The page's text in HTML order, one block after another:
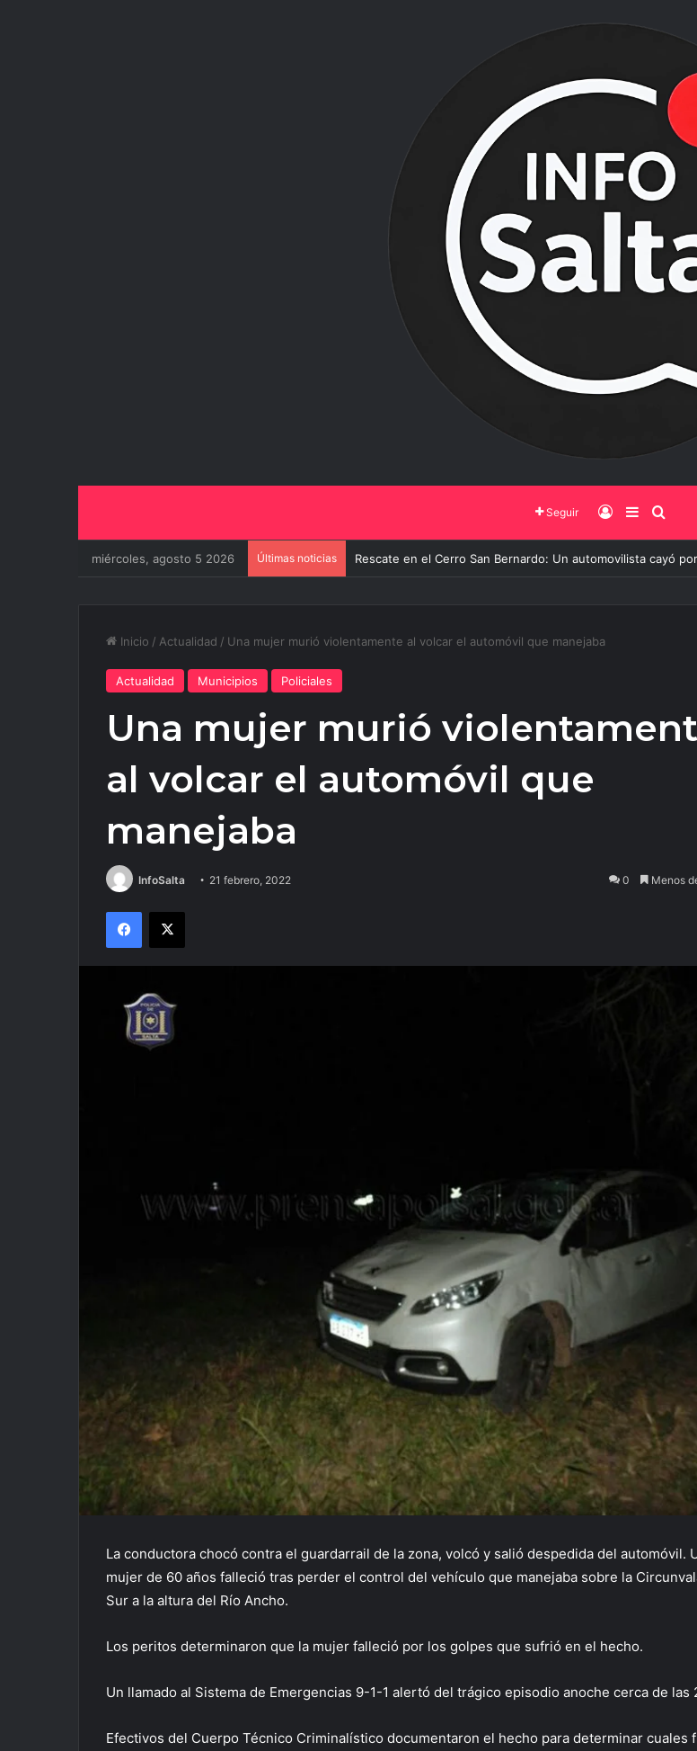
Seguir Iniciar Sesión
Barra
miércoles, agosto 5 2026 Últimas noticias El Gobierno de Salta y la Policía Federal avanzan con
Inicio / Actualidad / Una mujer murió violentamente al volcar el automóvil que manejaba
Actualidad Municipios Policiales
Una mujer murió
al volcar el automóvil que
manejaba
InfoSalta 21 febrero, 2022 0 Menos
Facebook
X
La conductora chocó contra el guardarrail de la zona, volcó y salió despedida del automóvil.
mujer de 60 años falleció tras perder el control del vehículo que manejaba sobre la
Sur a la altura del Río Ancho.
Los peritos determinaron que la mujer falleció por los golpes que sufrió en el hecho.
Un llamado al Sistema de Emergencias 9-1-1 alertó del trágico episodio anoche cerca de las
Efectivos del Cuerpo Técnico Criminalístico documentaron el hecho para determinar cuales